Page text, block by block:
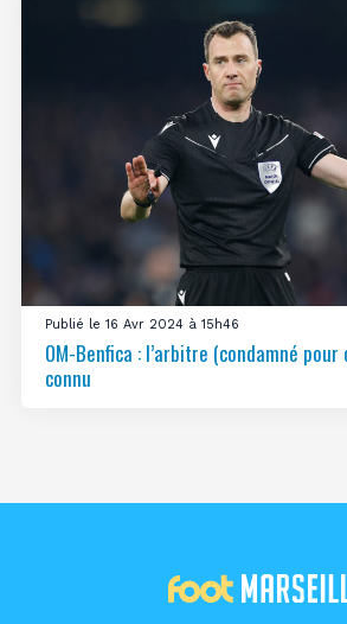
Publié le 16 Avr 2024 à 15h46
OM-Benfica : l’arbitre (condamné
connu